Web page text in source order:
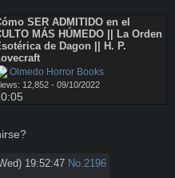
SER ADMITIDO en el
MÁS HÚMEDO || La Orden
de Dagon || H. P.
Olmedo Horror Books
12,852 - 09/10/2022
19:52:47 No.2196